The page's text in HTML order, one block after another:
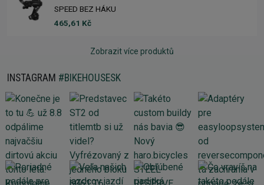
SPEED BEZ HÁKU
465,61 Kč
Zobrazit více produktů
INSTAGRAM #BIKEHOUSESK